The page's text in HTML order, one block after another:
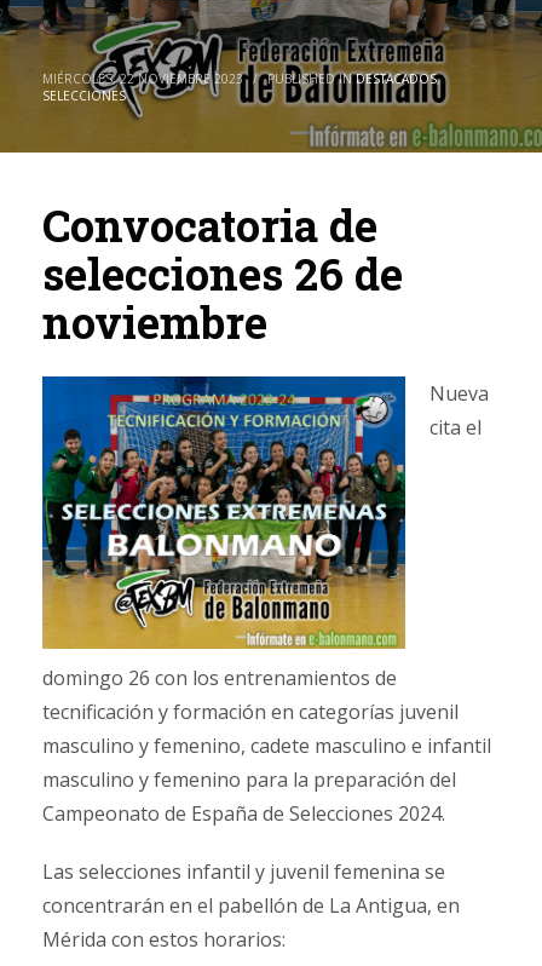
MIÉRCOLES, 22 NOVIEMBRE 2023 / PUBLISHED INDESTACADOS,
SELECCIONES
Convocatoria de
selecciones 26 de
noviembre
Nueva
cita el
domingo 26 con los entrenamientos de
tecnificación y formación en categorías juvenil
masculino y femenino, cadete masculino e infantil
masculino y femenino para la preparación del
Campeonato de España de Selecciones 2024.
Las selecciones infantil y juvenil femenina se
concentrarán en el pabellón de La Antigua, en
Mérida con estos horarios: